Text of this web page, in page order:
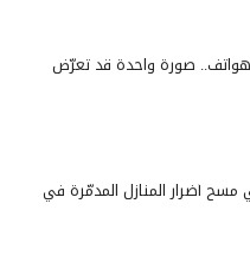
صورة واحدة قد تعرّض
أضرار المنازل المدمّرة في